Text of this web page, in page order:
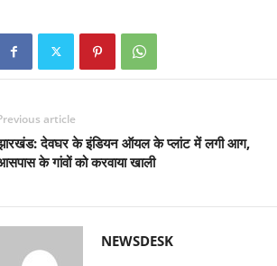
article
देवघर के इंडियन ऑयल के प्लांट में लगी आग,
के गांवों को करवाया खाली
NEWSDESK